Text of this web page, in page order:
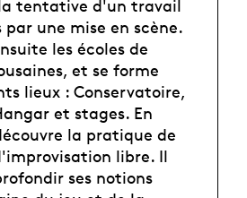
tentative d'un travail
une mise en scène.
les écoles de
et se forme
lieux : Conservatoire,
et stages. En
la pratique de
libre. Il
ses notions